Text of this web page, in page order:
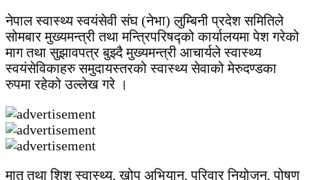
नेपाल स्वास्थ्य स्वयंसेवी संघ (नेभा) लुम्बिनी प्रदेश समितिले
सोमबार मुख्यमन्त्री तथा मन्त्रिपरिषद्को कार्यालयमा पेश गरेको
माग तथा सुझावपत्र बुझ्दै मुख्यमन्त्री आचार्यले स्वास्थ्य
स्वयंसेविकाहरु समुदायस्तरको स्वास्थ्य सेवाको मेरुदण्डका
रुपमा रहेको उल्लेख गरे ।
मातृ तथा शिशु स्वास्थ्य, खोप अभियान, परिवार नियोजन, पोषण